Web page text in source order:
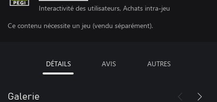
Interactivité des utilisateurs, Achats intra-jeu
Ce contenu nécessite un jeu (vendu séparément).
DÉTAILS AVIS AUTRES
Galerie